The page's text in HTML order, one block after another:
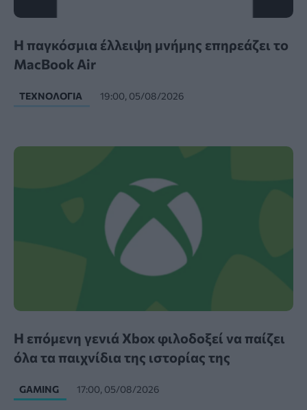
Η παγκόσμια έλλειψη μνήμης επηρεάζει το
MacBook Air
ΤΕΧΝΟΛΟΓΊΑ 19:00, 05/08/2026
Η επόμενη γενιά Xbox φιλοδοξεί να παίζει
όλα τα παιχνίδια της ιστορίας της
GAMING 17:00, 05/08/2026